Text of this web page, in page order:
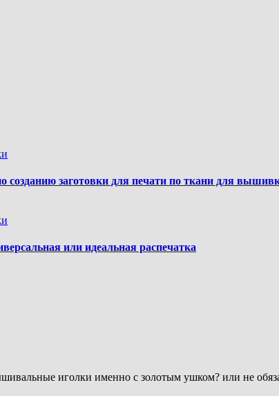
заготовки для печати по ткани для
или идеальная распечатка
иголки именно с золотым ушком? или не